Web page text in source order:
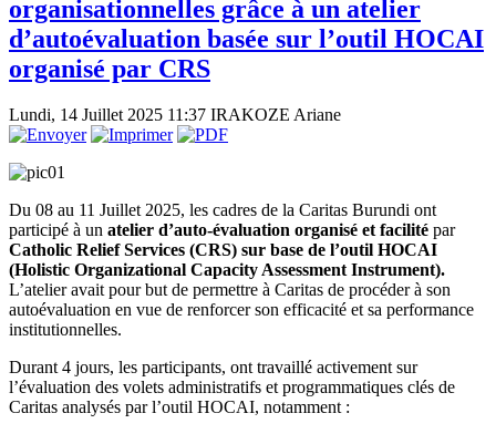
organisationnelles grâce à un atelier
d’autoévaluation basée sur l’outil HOCAI
organisé par CRS
Lundi, 14 Juillet 2025 11:37 IRAKOZE Ariane
Du 08 au 11 Juillet 2025, les cadres de la Caritas Burundi ont
participé à un atelier d’auto-évaluation organisé et facilité par
Catholic Relief Services (CRS) sur base de l’outil HOCAI
(Holistic Organizational Capacity Assessment Instrument).
L’atelier avait pour but de permettre à Caritas de procéder à son
autoévaluation en vue de renforcer son efficacité et sa performance
institutionnelles.
Durant 4 jours, les participants, ont travaillé activement sur
l’évaluation des volets administratifs et programmatiques clés de
Caritas analysés par l’outil HOCAI, notamment :